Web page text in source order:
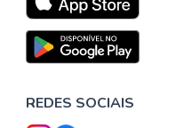
REDES SOCIAIS